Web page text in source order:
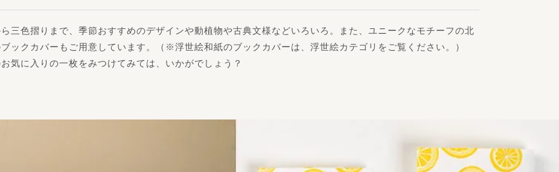
三色摺りまで、季節おすすめのデザインや動植物や古典文様などいろいろ。また、ユニークなモチーフの北
ックカバーもご用意しています。（※浮世絵和紙のブックカバーは、浮世絵カテゴリをご覧ください。）
気に入りの一枚をみつけてみては、いかがでしょう？